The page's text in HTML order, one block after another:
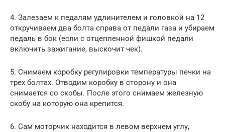
4. Залезаем к педалям удлинителем и головкой на 12
откручиваем два болта справа от педали газа и убираем
педаль в бок (если с отцепленной фишкой педали
включить зажигание, выскочит чек).
5. Снимаем коробку регулировки температуры печки на
трех болтах. Отводим коробку в сторону и она
снимается со скобы. После этого снимаем железную
скобу на которую она крепится.
6. Сам моторчик находится в левом верхнем углу,